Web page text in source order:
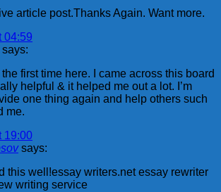
article post.Thanks Again. Want more.
04:59
says:
first time here. I came across this board
helpful & it helped me out a lot. I’m
one thing again and help others such
me.
19:00
says:
this well!essay writers.net essay rewriter
writing service